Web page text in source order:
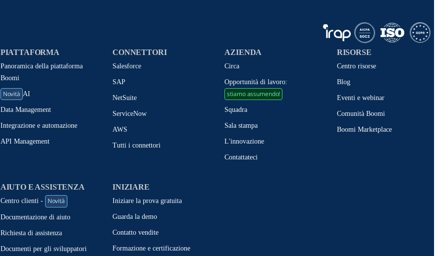
PIATTAFORMA
Panoramica della piattaforma
Boomi
Novità AI
Data Management
Integrazione e automazione
API Management
CONNETTORI
Salesforce
SAP
NetSuite
ServiceNow
AWS
Tutti i connettori
AZIENDA
Circa
Opportunità di lavoro:
stiamo assumendo!
Squadra
Sala stampa
L'innovazione
Contattateci
RISORSE
Centro risorse
Blog
Eventi e webinar
Comunità Boomi
Boomi Marketplace
AIUTO E ASSISTENZA
Centro clienti - Novità
Documentazione di aiuto
Richiesta di assistenza
Documenti per gli sviluppatori
INIZIARE
Iniziare la prova gratuita
Guarda la demo
Contatto vendite
Formazione e certificazione